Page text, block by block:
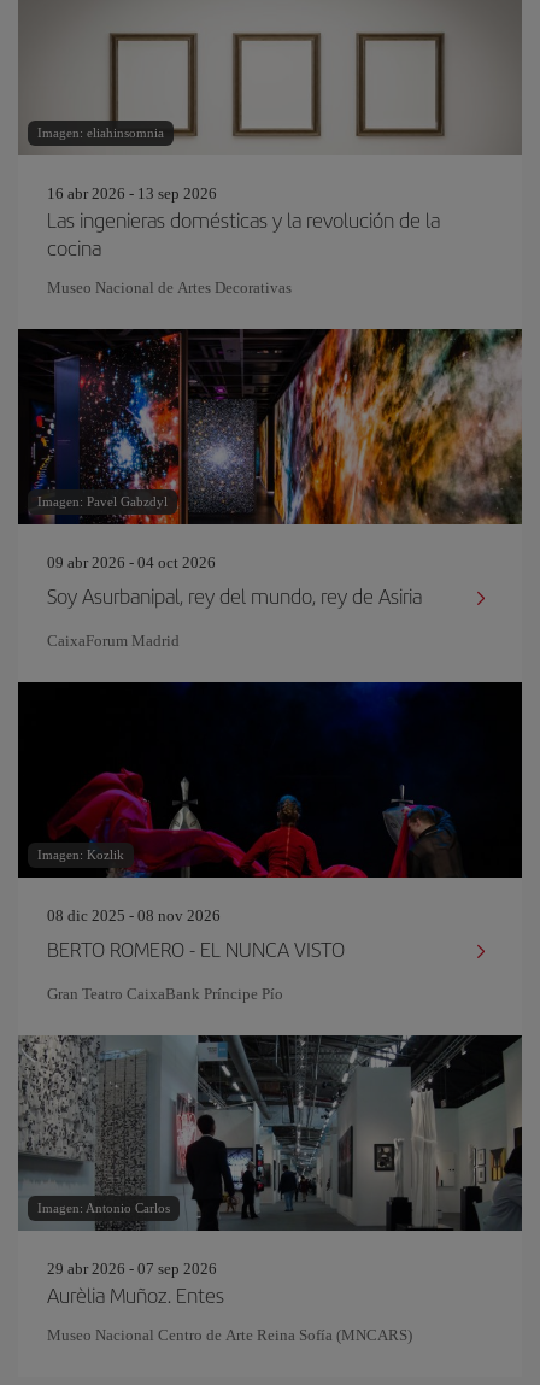
Imagen: eliahinsomnia
16 abr 2026 - 13 sep 2026
Las ingenieras domésticas y la revolución de la
cocina
Museo Nacional de Artes Decorativas
Imagen: Pavel Gabzdyl
09 abr 2026 - 04 oct 2026
Soy Asurbanipal, rey del mundo, rey de Asiria
CaixaForum Madrid
Imagen: Kozlik
08 dic 2025 - 08 nov 2026
BERTO ROMERO - EL NUNCA VISTO
Gran Teatro CaixaBank Príncipe Pío
Imagen: Antonio Carlos
29 abr 2026 - 07 sep 2026
Aurèlia Muñoz. Entes
Museo Nacional Centro de Arte Reina Sofía (MNCARS)